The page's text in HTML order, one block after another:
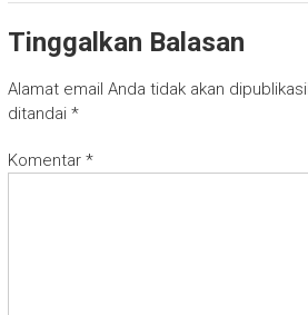
Tinggalkan Balasan
Alamat email Anda tidak akan
ditandai *
Komentar *